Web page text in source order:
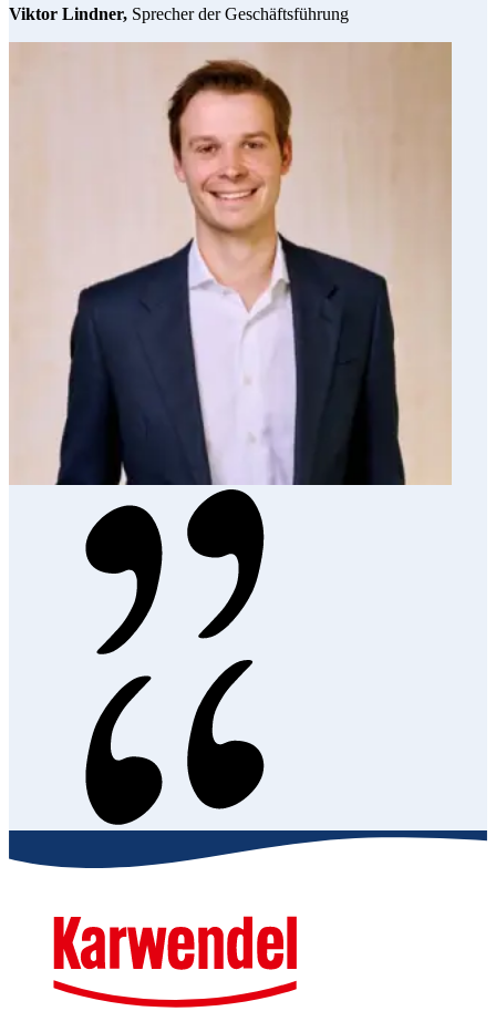
Viktor Lindner, Sprecher der Geschäftsführung